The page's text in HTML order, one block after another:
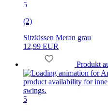
5
(2)
Sitzkissen Meran grau
12,99 EUR
Produkt
5